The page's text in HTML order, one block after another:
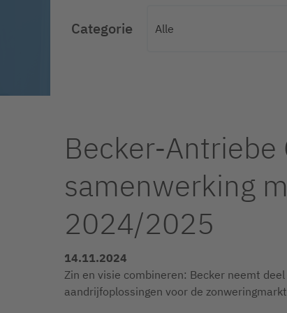
Categorie
Becker-
samenwerking
2024/2025
14.11.2024
Zin en visie combineren: Becker neemt
aandrijfoplossingen voor de